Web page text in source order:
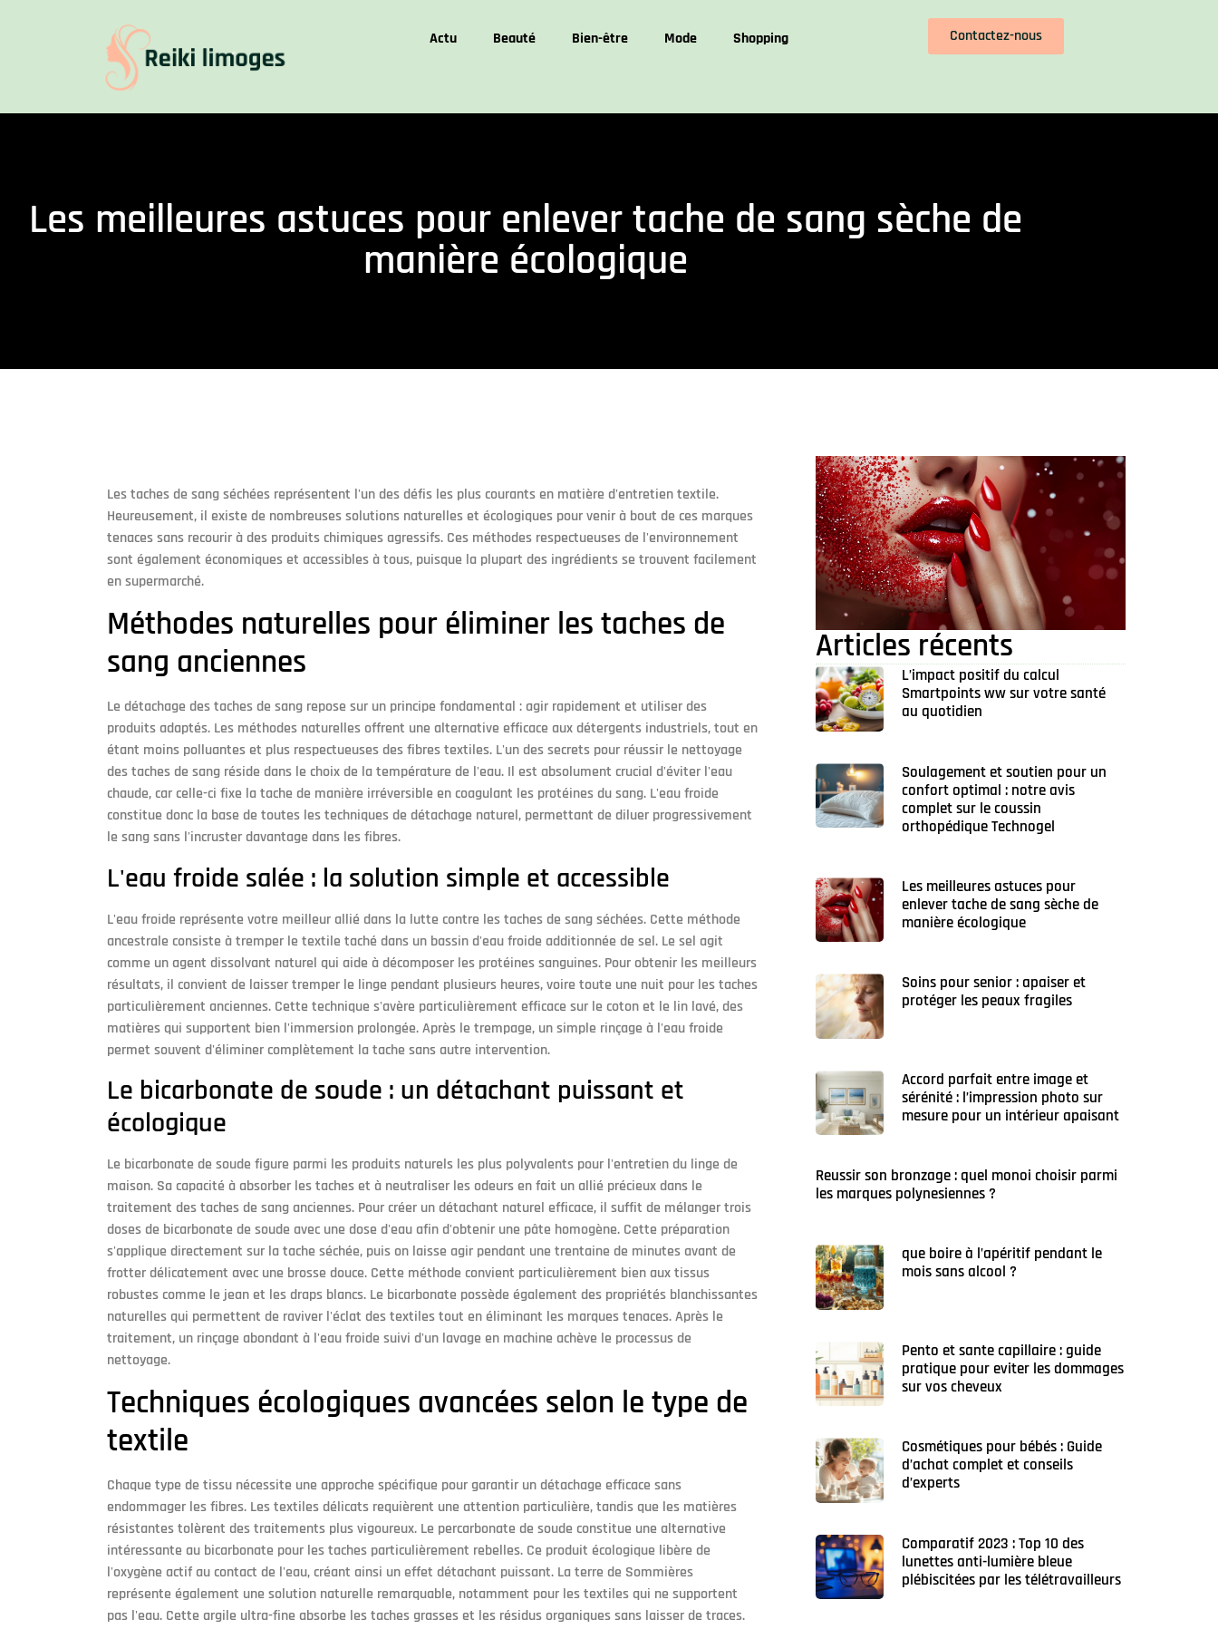
Actu Beauté Bien-être Mode Shopping Contactez-nous
Les meilleures astuces pour enlever tache de sang sèche de
manière écologique
Les taches de sang séchées représentent l'un des défis les plus courants en matière d'entretien textile.
Heureusement, il existe de nombreuses solutions naturelles et écologiques pour venir à bout de ces marques
tenaces sans recourir à des produits chimiques agressifs. Ces méthodes respectueuses de l'environnement
sont également économiques et accessibles à tous, puisque la plupart des ingrédients se trouvent facilement
en supermarché.
Méthodes naturelles pour éliminer les taches de
sang anciennes
Le détachage des taches de sang repose sur un principe fondamental : agir rapidement et utiliser des
produits adaptés. Les méthodes naturelles offrent une alternative efficace aux détergents industriels, tout en
étant moins polluantes et plus respectueuses des fibres textiles. L'un des secrets pour réussir le nettoyage
des taches de sang réside dans le choix de la température de l'eau. Il est absolument crucial d'éviter l'eau
chaude, car celle-ci fixe la tache de manière irréversible en coagulant les protéines du sang. L'eau froide
constitue donc la base de toutes les techniques de détachage naturel, permettant de diluer progressivement
le sang sans l'incruster davantage dans les fibres.
L'eau froide salée : la solution simple et accessible
L'eau froide représente votre meilleur allié dans la lutte contre les taches de sang séchées. Cette méthode
ancestrale consiste à tremper le textile taché dans un bassin d'eau froide additionnée de sel. Le sel agit
comme un agent dissolvant naturel qui aide à décomposer les protéines sanguines. Pour obtenir les meilleurs
résultats, il convient de laisser tremper le linge pendant plusieurs heures, voire toute une nuit pour les taches
particulièrement anciennes. Cette technique s'avère particulièrement efficace sur le coton et le lin lavé, des
matières qui supportent bien l'immersion prolongée. Après le trempage, un simple rinçage à l'eau froide
permet souvent d'éliminer complètement la tache sans autre intervention.
Le bicarbonate de soude : un détachant puissant et
écologique
Le bicarbonate de soude figure parmi les produits naturels les plus polyvalents pour l'entretien du linge de
maison. Sa capacité à absorber les taches et à neutraliser les odeurs en fait un allié précieux dans le
traitement des taches de sang anciennes. Pour créer un détachant naturel efficace, il suffit de mélanger trois
doses de bicarbonate de soude avec une dose d'eau afin d'obtenir une pâte homogène. Cette préparation
s'applique directement sur la tache séchée, puis on laisse agir pendant une trentaine de minutes avant de
frotter délicatement avec une brosse douce. Cette méthode convient particulièrement bien aux tissus
robustes comme le jean et les draps blancs. Le bicarbonate possède également des propriétés blanchissantes
naturelles qui permettent de raviver l'éclat des textiles tout en éliminant les marques tenaces. Après le
traitement, un rinçage abondant à l'eau froide suivi d'un lavage en machine achève le processus de
nettoyage.
Techniques écologiques avancées selon le type de
textile
Chaque type de tissu nécessite une approche spécifique pour garantir un détachage efficace sans
endommager les fibres. Les textiles délicats requièrent une attention particulière, tandis que les matières
résistantes tolèrent des traitements plus vigoureux. Le percarbonate de soude constitue une alternative
intéressante au bicarbonate pour les taches particulièrement rebelles. Ce produit écologique libère de
l'oxygène actif au contact de l'eau, créant ainsi un effet détachant puissant. La terre de Sommières
représente également une solution naturelle remarquable, notamment pour les textiles qui ne supportent
pas l'eau. Cette argile ultra-fine absorbe les taches grasses et les résidus organiques sans laisser de traces.
Articles récents
L’impact positif du calcul
Smartpoints ww sur votre santé
au quotidien
Soulagement et soutien pour un
confort optimal : notre avis
complet sur le coussin
orthopédique Technogel
Les meilleures astuces pour
enlever tache de sang sèche de
manière écologique
Soins pour senior : apaiser et
protéger les peaux fragiles
Accord parfait entre image et
sérénité : l’impression photo sur
mesure pour un intérieur apaisant
Reussir son bronzage : quel monoi choisir parmi
les marques polynesiennes ?
que boire à l’apéritif pendant le
mois sans alcool ?
Pento et sante capillaire : guide
pratique pour eviter les dommages
sur vos cheveux
Cosmétiques pour bébés : Guide
d’achat complet et conseils
d’experts
Comparatif 2023 : Top 10 des
lunettes anti-lumière bleue
plébiscitées par les télétravailleurs